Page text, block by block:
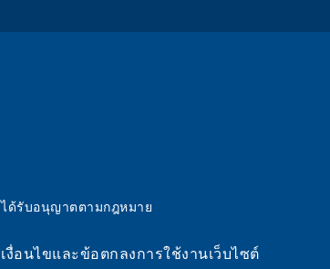
ได้รับอนุญาตตามกฎหมาย
เงื่อนไขและข้อตกลงการใช้งานเว็บไซต์